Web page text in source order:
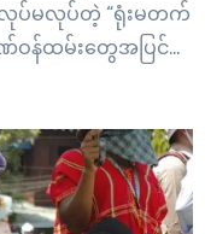
ပ်မလုပ်တဲ့ “ရုံးမတက်
ဝန်ထမ်းတွေအပြင်
မာ့ရှေ့ဆောင်ဘဏ်ခွဲ၊
မဝါယမဘဏ်ခွဲ၊…